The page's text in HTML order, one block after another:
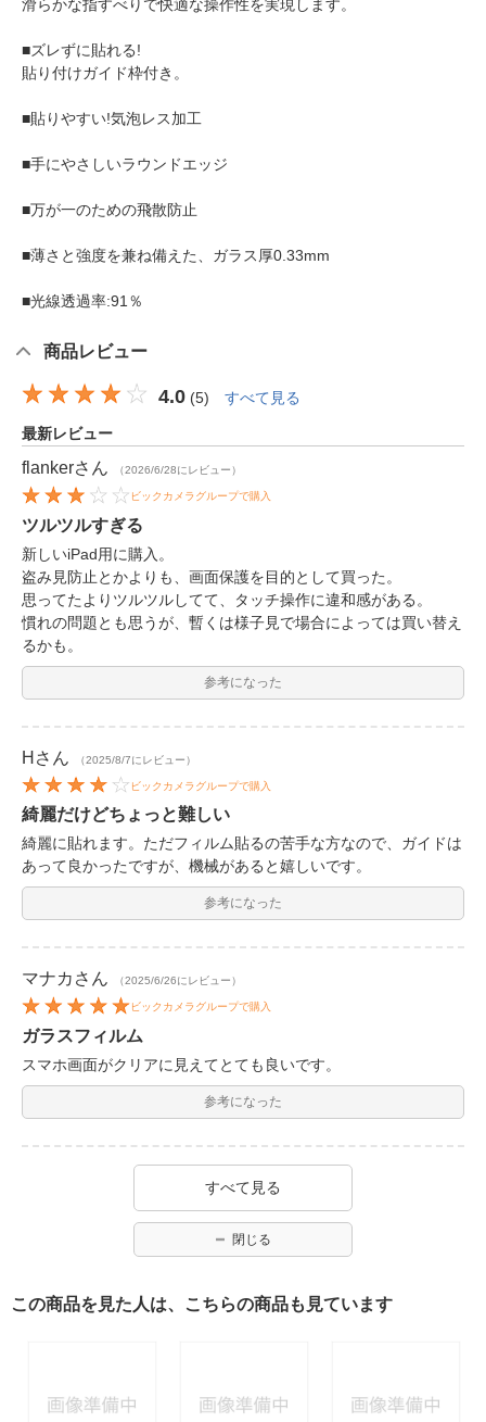
滑らかな指すべりで快適な操作性を実現します。
■ズレずに貼れる!
貼り付けガイド枠付き。
■貼りやすい!気泡レス加工
■手にやさしいラウンドエッジ
■万が一のための飛散防止
■薄さと強度を兼ね備えた、ガラス厚0.33mm
■光線透過率:91％
商品レビュー
4.0 (5) すべて見る
最新レビュー
flankerさん （2026/6/28にレビュー）
ビックカメラグループで購入
ツルツルすぎる
新しいiPad用に購入。
盗み見防止とかよりも、画面保護を目的として買った。
思ってたよりツルツルしてて、タッチ操作に違和感がある。
慣れの問題とも思うが、暫くは様子見で場合によっては買い替え
るかも。
参考になった
H さん （2025/8/7にレビュー）
ビックカメラグループで購入
綺麗だけどちょっと難しい
綺麗に貼れます。ただフィルム貼るの苦手な方なので、ガイドは
あって良かったですが、機械があると嬉しいです。
参考になった
マナカ さん （2025/6/26にレビュー）
ビックカメラグループで購入
ガラスフィルム
スマホ画面がクリアに見えてとても良いです。
参考になった
すべて見る
閉じる
この商品を見た人は、こちらの商品も見ています